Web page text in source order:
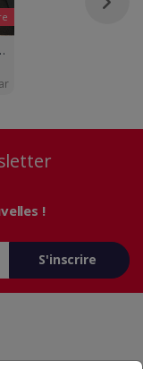
beni khiar
!
S'inscrire
24/7!